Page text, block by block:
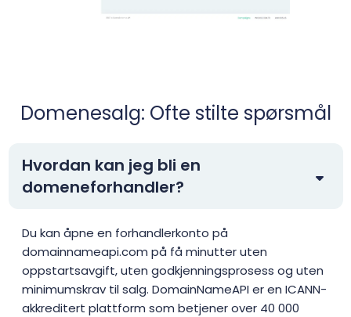
Domenesalg: Ofte stilte spørsmål
Hvordan kan jeg bli en
domeneforhandler?
Du kan åpne en forhandlerkonto på
domainnameapi.com på få minutter uten
oppstartsavgift, uten godkjenningsprosess og uten
minimumskrav til salg. DomainNameAPI er en ICANN-
akkreditert plattform som betjener over 40 000